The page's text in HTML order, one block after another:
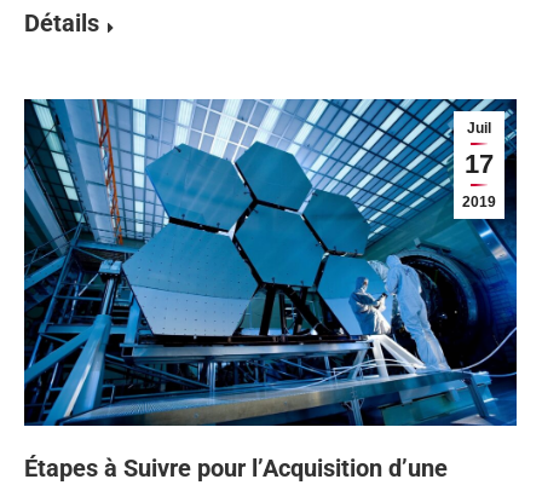
Détails
Juil
17
2019
Étapes à Suivre pour l’Acquisition d’une